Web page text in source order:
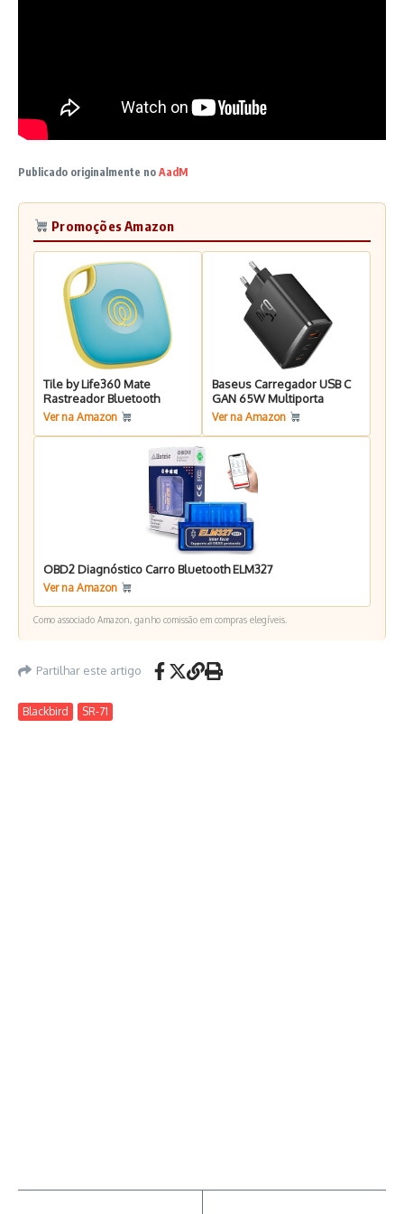
Publicado originalmente no AadM
Promoções Amazon
Tile by Life360 Mate
Rastreador Bluetooth
Ver na Amazon
Baseus Carregador USB C
GAN 65W Multiporta
Ver na Amazon
OBD2 Diagnóstico Carro Bluetooth ELM327
Ver na Amazon
Como associado Amazon, ganho comissão em compras elegíveis.
Partilhar este artigo
Blackbird SR-71